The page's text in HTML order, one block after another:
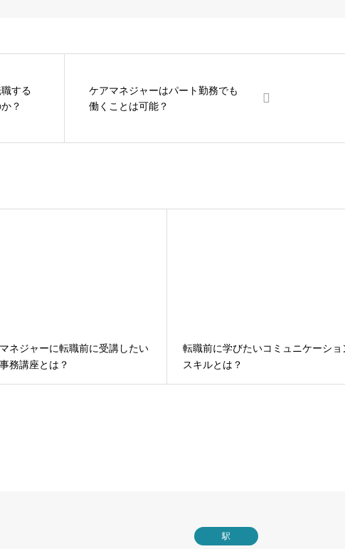
する
？
ケアマネジャーはパート勤務でも
働くことは可能？
ネジャーに転職前に受講したい
務講座とは？
転職前に学びたいコミュニケーショ
スキルとは？
駅